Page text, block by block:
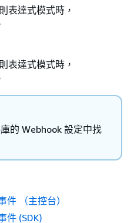
表達式模式時，
表達式模式時，
的 Webhook 設定中找
（主控台）
件 (SDK)